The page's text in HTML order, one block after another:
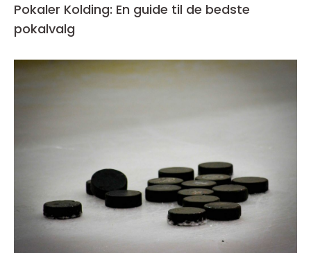
Pokaler Kolding: En guide til de bedste
pokalvalg